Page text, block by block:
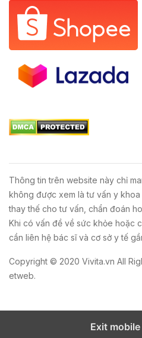
Thông tin trên website này chỉ
không được xem là tư vấn y
thay thế cho tư vấn, chẩn đoán
Khi có vấn đề về sức khỏe hoặc
cần liên hệ bác sĩ và cơ sở y tế
Copyright © 2020 Vivita.vn All
etweb.
Exit